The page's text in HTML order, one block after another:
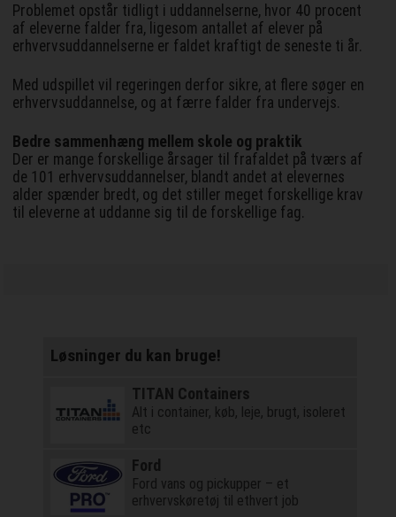
Problemet opstår tidligt i uddannelserne, hvor 40 procent
af eleverne falder fra, ligesom antallet af elever på
erhvervsuddannelserne er faldet kraftigt de seneste ti år.
Med udspillet vil regeringen derfor sikre, at flere søger en
erhvervsuddannelse, og at færre falder fra undervejs.
Bedre sammenhæng mellem skole og praktik
Der er mange forskellige årsager til frafaldet på tværs af
de 101 erhvervsuddannelser, blandt andet at elevernes
alder spænder bredt, og det stiller meget forskellige krav
til eleverne at uddanne sig til de forskellige fag.
Løsninger du kan bruge!
TITAN Containers
Alt i container, køb, leje, brugt, isoleret
etc
Ford
Ford vans og pickupper – et
erhvervskøretøj til ethvert job